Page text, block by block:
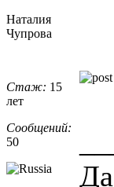
Наталия
Чупрова
Стаж: 15
лет
Сообщений:
50